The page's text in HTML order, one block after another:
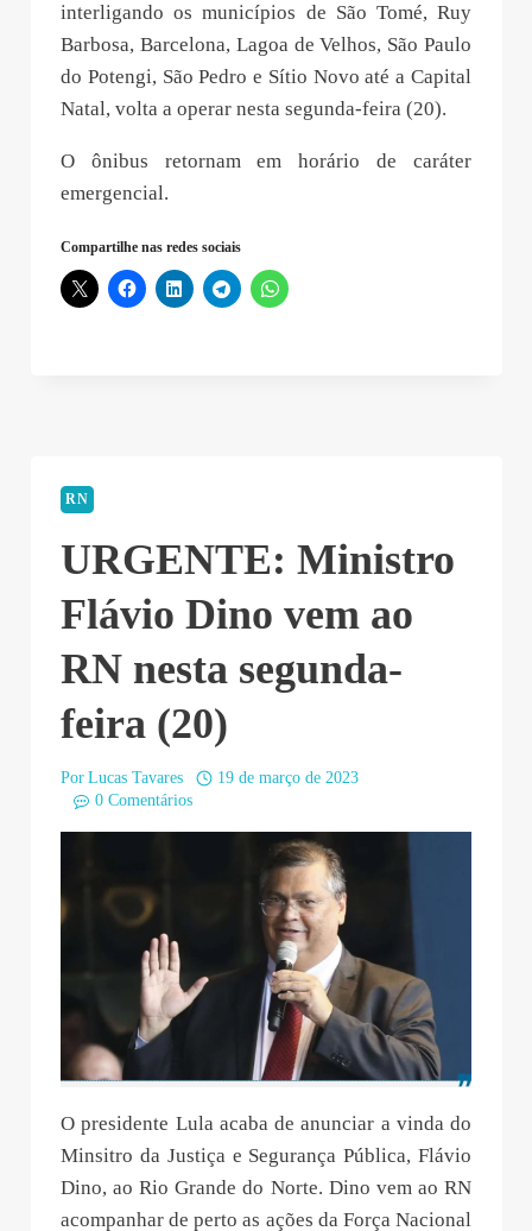
interligando os municípios de São Tomé, Ruy
Barbosa, Barcelona, Lagoa de Velhos, São Paulo
do Potengi, São Pedro e Sítio Novo até a Capital
Natal, volta a operar nesta segunda-feira (20).
O ônibus retornam em horário de caráter
emergencial.
Compartilhe nas redes sociais
RN
URGENTE: Ministro
Flávio Dino vem ao
RN nesta segunda-
feira (20)
Por Lucas Tavares
19 de março de 2023
0 Comentários
O presidente Lula acaba de anunciar a vinda do
Minsitro da Justiça e Segurança Pública, Flávio
Dino, ao Rio Grande do Norte. Dino vem ao RN
acompanhar de perto as ações da Força Nacional